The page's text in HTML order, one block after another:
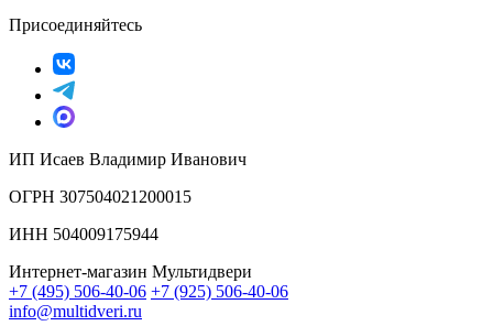
Присоединяйтесь
ИП Исаев Владимир Иванович
ОГРН 307504021200015
ИНН 504009175944
Интернет-магазин Мультидвери
+7 (495) 506-40-06 +7 (925) 506-40-06
info@multidveri.ru